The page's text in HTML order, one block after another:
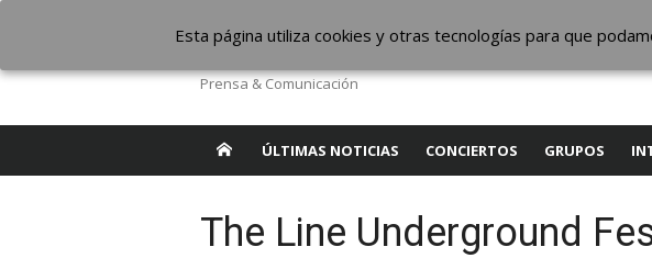
contenido
The Borderline Music
Prensa & Comunicación
ÚLTIMAS NOTICIAS CONCIERTOS GRUPOS
The Line Underground
Esta página utiliza cookies y otras tecnologías para que